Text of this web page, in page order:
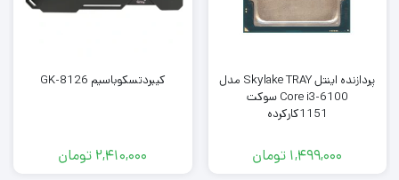
پردازنده اینتل Skylake TRAY مدل
Core i3-6100 سوکت
1151کارکرده
1,499,000 تومان
کیبردتسکوباسیم GK-8126
2,410,000 تومان